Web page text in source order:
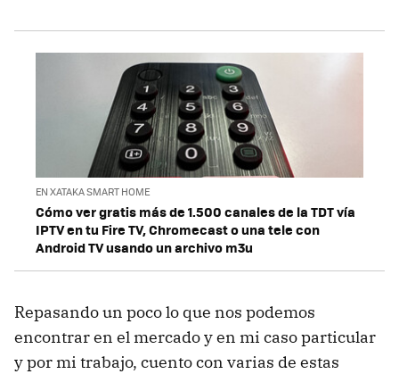
EN XATAKA SMART HOME
Cómo ver gratis más de 1.500 canales de la TDT vía
IPTV en tu Fire TV, Chromecast o una tele con
Android TV usando un archivo m3u
Repasando un poco lo que nos podemos
encontrar en el mercado y en mi caso particular
y por mi trabajo, cuento con varias de estas